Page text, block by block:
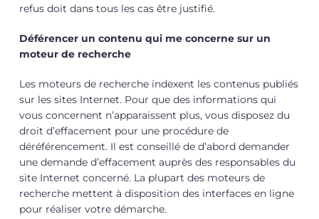
refus doit dans tous les cas être justifié.
Déférencer un contenu qui me concerne sur un
moteur de recherche
Les moteurs de recherche indexent les contenus publiés
sur les sites Internet. Pour que des informations qui
vous concernent n’apparaissent plus, vous disposez du
droit d’effacement pour une procédure de
déréférencement. Il est conseillé de d’abord demander
une demande d’effacement auprès des responsables du
site Internet concerné. La plupart des moteurs de
recherche mettent à disposition des interfaces en ligne
pour réaliser votre démarche.